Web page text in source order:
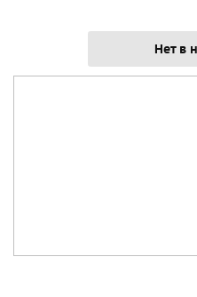
Нет в